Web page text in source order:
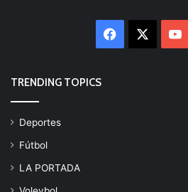
Facebook
TRENDING TOPICS
Deportes
Fútbol
LA PORTADA